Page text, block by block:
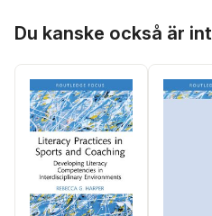
Du kanske också är